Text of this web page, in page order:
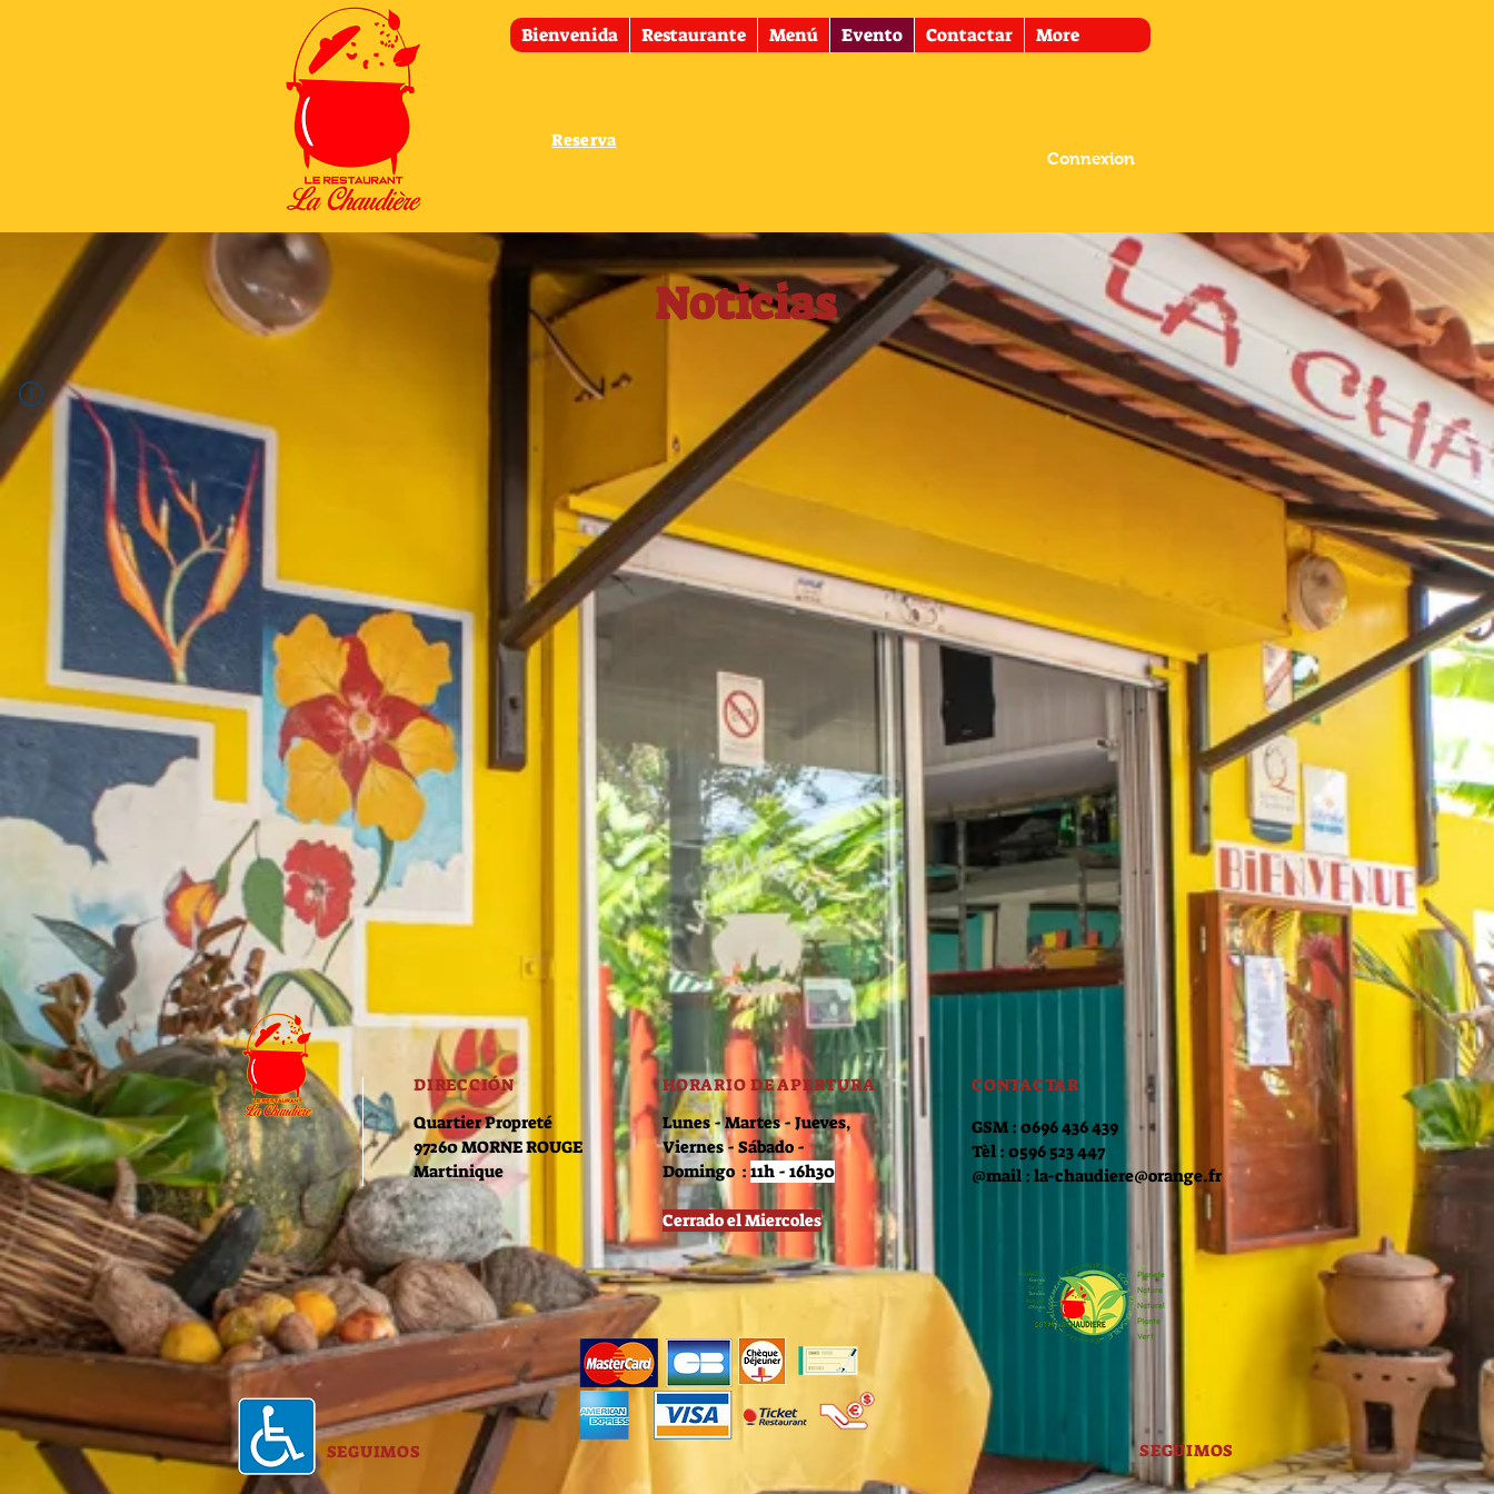
Bienvenida Restaurante Menú Evento Contactar More
Connexion
Reserva
Noticias
DIRECCIÓN
Quartier Propreté
97260 MORNE ROUGE
Martinique
HORARIO DE APERTURA
Lunes - Martes - Jueves,
Viernes - Sábado -
Domingo : 11h - 16h30
Cerrado el Miercoles
SEGUIMOS
CONTACTAR
GSM : 0696 436 439
Tèl : 0596 523 447
@mail : la-chaudiere@orange.fr
SEGUIMOS